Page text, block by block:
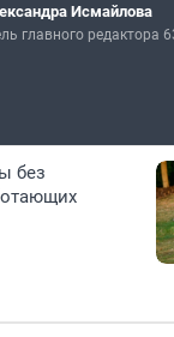
Исмайлова
главного редактора
без